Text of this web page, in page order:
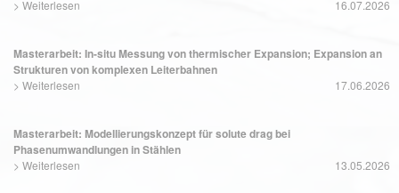
> Weiterlesen 16.07.2026
Masterarbeit: In-situ Messung von thermischer Expansion; Expansion an
Strukturen von komplexen Leiterbahnen
> Weiterlesen 17.06.2026
Masterarbeit: Modellierungskonzept für solute drag bei
Phasenumwandlungen in Stählen
> Weiterlesen 13.05.2026